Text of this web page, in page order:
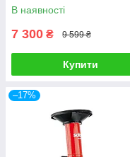
В наявності
7 300 ₴ 9 599 ₴
Купити
–17%